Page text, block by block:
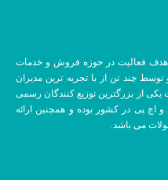
رایان اندیش آوات در سال 1389 با هدف فعالیت در حوزه فروش و خدمات
چند تن از با تجربه ترین مدیران
یکی از بزرگترین توزیع کنندگان رسمی
اچ پی در کشور بوده و همچنین ارائه
می باشد.